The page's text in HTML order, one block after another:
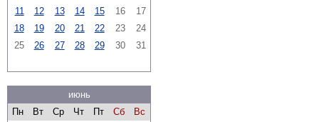
11
12 13 14 15 16
17
18
19 20 21 22 23
24
25
26 27 28 29 30 31
июнь
Пн
Вт Ср Чт Пт Сб
Вс